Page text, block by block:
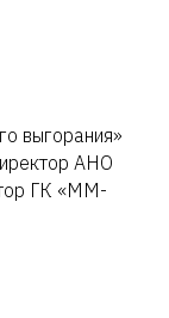
выгорания»
АНО
ГК «ММ-